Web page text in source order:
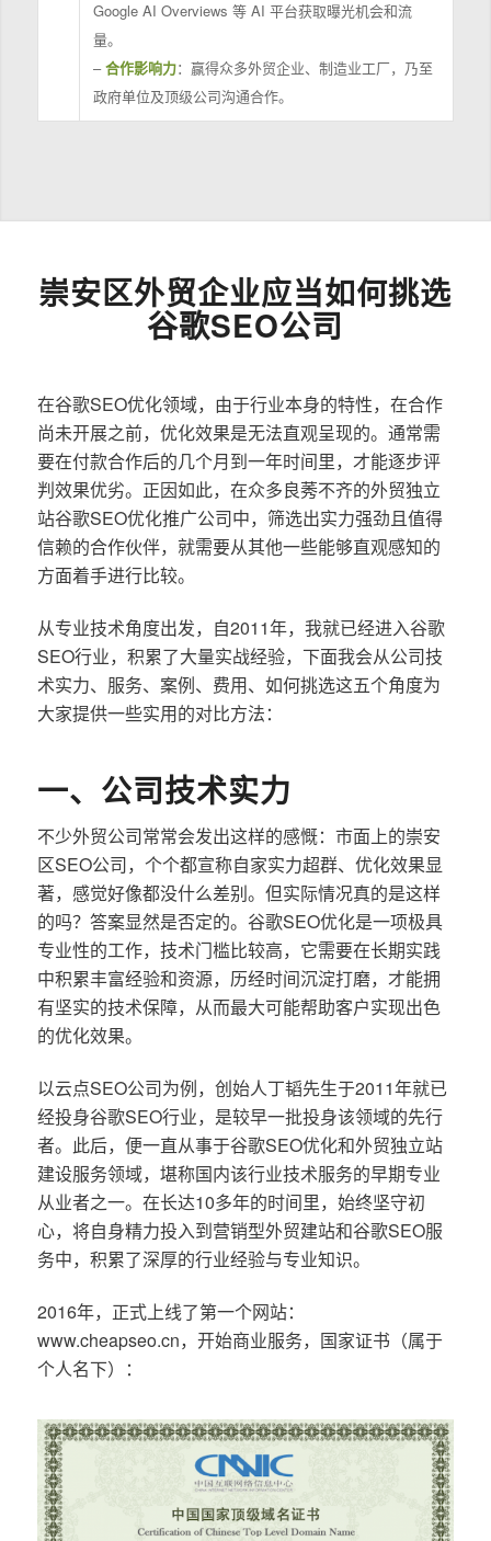
Google AI Overviews 等 AI 平台获取曝光机会和流
量。
–合作影响力：赢得众多外贸企业、制造业工厂，乃至
政府单位及顶级公司沟通合作。
崇安区外贸企业应当如何挑选
谷歌SEO公司
在谷歌SEO优化领域，由于行业本身的特性，在合作
尚未开展之前，优化效果是无法直观呈现的。通常需
要在付款合作后的几个月到一年时间里，才能逐步评
判效果优劣。正因如此，在众多良莠不齐的外贸独立
站谷歌SEO优化推广公司中，筛选出实力强劲且值得
信赖的合作伙伴，就需要从其他一些能够直观感知的
方面着手进行比较。
从专业技术角度出发，自2011年，我就已经进入谷歌
SEO行业，积累了大量实战经验，下面我会从公司技
术实力、服务、案例、费用、如何挑选这五个角度为
大家提供一些实用的对比方法：
一、公司技术实力
不少外贸公司常常会发出这样的感慨：市面上的崇安
区SEO公司，个个都宣称自家实力超群、优化效果显
著，感觉好像都没什么差别。但实际情况真的是这样
的吗？答案显然是否定的。谷歌SEO优化是一项极具
专业性的工作，技术门槛比较高，它需要在长期实践
中积累丰富经验和资源，历经时间沉淀打磨，才能拥
有坚实的技术保障，从而最大可能帮助客户实现出色
的优化效果。
以云点SEO公司为例，创始人丁韬先生于2011年就已
经投身谷歌SEO行业，是较早一批投身该领域的先行
者。此后，便一直从事于谷歌SEO优化和外贸独立站
建设服务领域，堪称国内该行业技术服务的早期专业
从业者之一。在长达10多年的时间里，始终坚守初
心，将自身精力投入到营销型外贸建站和谷歌SEO服
务中，积累了深厚的行业经验与专业知识。
2016年，正式上线了第一个网站：
www.cheapseo.cn，开始商业服务，国家证书（属于
个人名下）：